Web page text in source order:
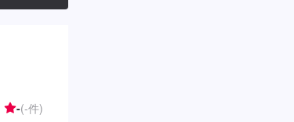
-(-件)